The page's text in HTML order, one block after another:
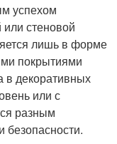
успехом
или стеновой
лишь в форме
покрытиями
в декоративных
или с
разным
безопасности.